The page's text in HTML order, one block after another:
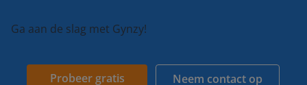
Ga aan de slag met Gynzy!
Probeer gratis Neem contact op